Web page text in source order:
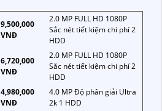
9,500,000
VNĐ
2.0 MP FULL HD 1080P
Sắc nét tiết kiệm chi phí 2
HDD
6,720,000
VNĐ
2.0 MP FULL HD 1080P
Sắc nét tiết kiệm chi phí 2
HDD
4,980,000
VNĐ
4.0 MP Độ phân giải Ultra
2k 1 HDD